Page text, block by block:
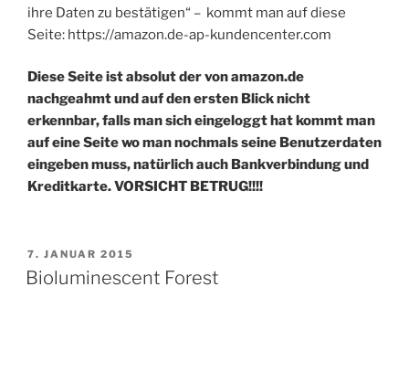
ihre Daten zu bestätigen“ – kommt man auf diese
Seite: https://amazon.de-ap-kundencenter.com
Diese Seite ist absolut der von amazon.de
nachgeahmt und auf den ersten Blick nicht
erkennbar, falls man sich eingeloggt hat kommt man
auf eine Seite wo man nochmals seine Benutzerdaten
eingeben muss, natürlich auch Bankverbindung und
Kreditkarte. VORSICHT BETRUG!!!!
VERÖFFENTLICHT
AM
7. JANUAR 2015
Bioluminescent Forest